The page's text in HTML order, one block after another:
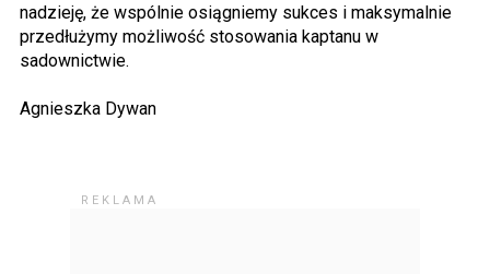
nadzieję, że wspólnie osiągniemy sukces i maksymalnie
przedłużymy możliwość stosowania kaptanu w
sadownictwie.
Agnieszka Dywan